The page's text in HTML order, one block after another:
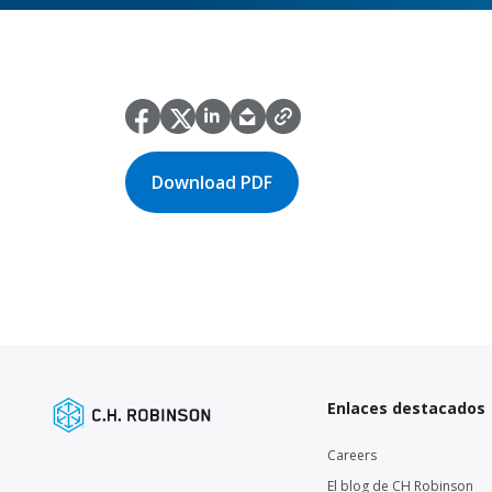
Download PDF
Enlaces destacados
Careers
El blog de CH Robinson